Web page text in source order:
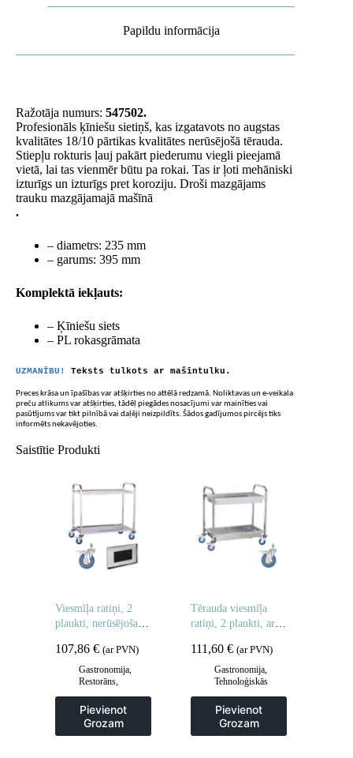
Papildu informācija
Ražotāja numurs: 547502.
Profesionāls ķīniešu sietiņš, kas izgatavots no augstas
kvalitātes 18/10 pārtikas kvalitātes nerūsējošā tērauda.
Stiepļu rokturis ļauj pakārt piederumu viegli pieejamā
vietā, lai tas vienmēr būtu pa rokai. Tas ir ļoti mehāniski
izturīgs un izturīgs pret koroziju. Droši mazgājams
trauku mazgājamajā mašīnā
.
– diametrs: 235 mm
– garums: 395 mm
Komplektā iekļauts:
– Ķīniešu siets
– PL rokasgrāmata
UZMANĪBU! Teksts tulkots ar mašīntulku.
Preces krāsa un īpašības var atšķirties no attēlā redzamā. Noliktavas un e-veikala
preču atlikums var atšķirties, tādēļ piegādes nosacījumi var mainīties vai
pasūtījums var tikt pilnībā vai daļēji neizpildīts. Šādos gadījumos pircējs tiks
informēts nekavējoties.
Saistītie Produkti
Viesmīļa ratiņi, 2
plaukti, nerūsējošais
107,86 € (ar PVN)
Gastronomija
Restorāns
piederumi
Viesmīļu ratiņi
Pievienot
Grozam
Tērauda viesmīļa
ratiņi, 2 plaukti, ar
111,60€ (ar PVN)
Gastronomija
Tehnoloģiskās
un transporta ratiņi
Virtuve
Pievienot
Grozam